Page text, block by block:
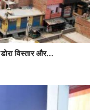
विस्तार और...